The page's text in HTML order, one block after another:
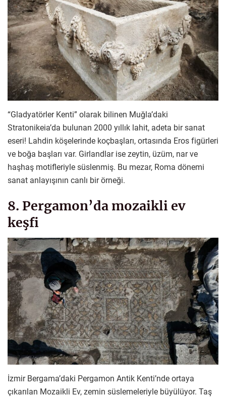
“Gladyatörler Kenti” olarak bilinen Muğla’daki
Stratonikeia’da bulunan 2000 yıllık lahit, adeta bir sanat
eseri! Lahdin köşelerinde koçbaşları, ortasında Eros figürleri
ve boğa başları var. Girlandlar ise zeytin, üzüm, nar ve
haşhaş motifleriyle süslenmiş. Bu mezar, Roma dönemi
sanat anlayışının canlı bir örneği.
8. Pergamon’da mozaikli ev
keşfi
İzmir Bergama’daki Pergamon Antik Kenti’nde ortaya
çıkarılan Mozaikli Ev, zemin süslemeleriyle büyülüyor. Taş